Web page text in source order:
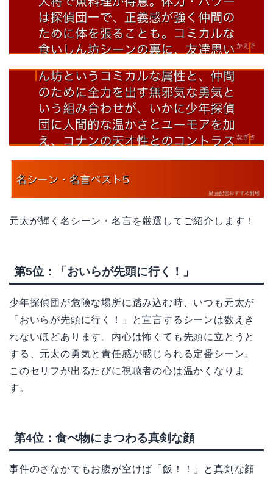
元太が輝く名シーン・名言を厳選してご紹介します！
第5位：「おいらが先頭に行く！」
少年探偵団が危険な場所に踏み込む時、いつも元太が
「おいらが先頭に行く！」と宣言するシーンは数えき
れないほどあります。内心は怖くても先頭に立とうと
する、元太の勇気と責任感が感じられる定番シーン。
このセリフが出るたびに視聴者の心は温かくなりま
す。
第4位：食べ物にまつわる真剣な顔
事件のさなかでもお腹が空けば「飯！！」と真剣な顔